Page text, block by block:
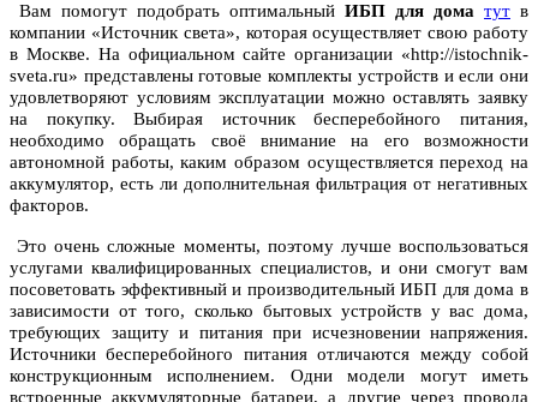
Вам помогут подобрать оптимальный ИБП для дома тут в
компании «Источник света», которая осуществляет свою работу
в Москве. На официальном сайте организации «http://istochnik-
sveta.ru» представлены готовые комплекты устройств и если они
удовлетворяют условиям эксплуатации можно оставлять заявку
на покупку. Выбирая источник бесперебойного питания,
необходимо обращать своё внимание на его возможности
автономной работы, каким образом осуществляется переход на
аккумулятор, есть ли дополнительная фильтрация от негативных
факторов.
Это очень сложные моменты, поэтому лучше воспользоваться
услугами квалифицированных специалистов, и они смогут вам
посоветовать эффективный и производительный ИБП для дома в
зависимости от того, сколько бытовых устройств у вас дома,
требующих защиту и питания при исчезновении напряжения.
Источники бесперебойного питания отличаются между собой
конструкционным исполнением. Одни модели могут иметь
встроенные аккумуляторные батареи, а другие через провода